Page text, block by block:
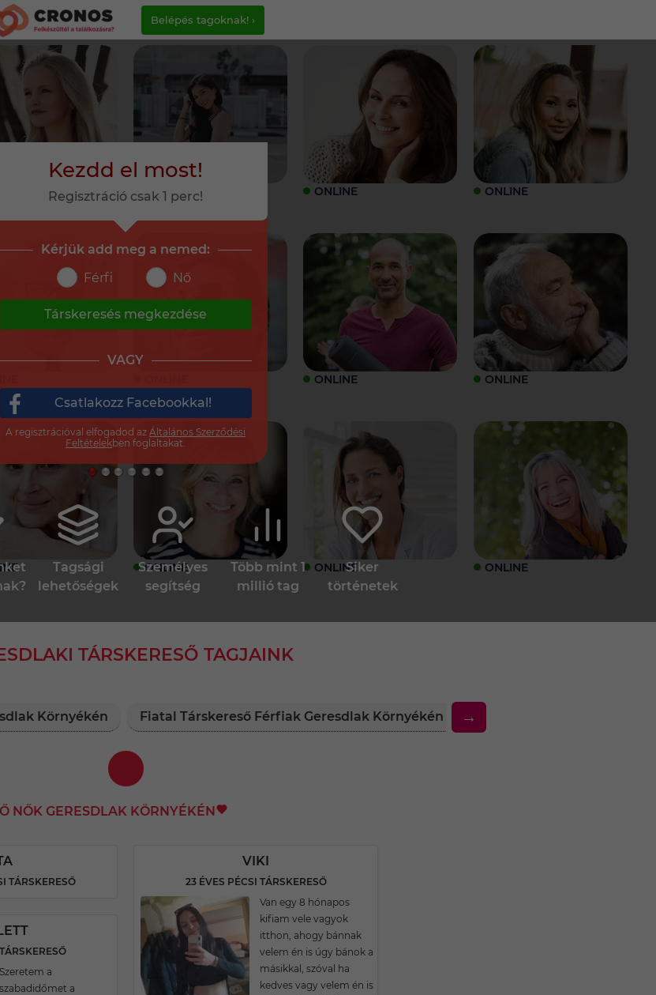
Belépés tagoknak! ›
ONLINE ONLINE ONLINE
ONLINE ONLINE
ONLINE ONLINE ONLINE
Tagsági
lehetőségek
Személyes
segítség
Több mint 1
millió tag
Siker
történetek
TÁRSKERESŐ TAGJAINK
Környékén Fiatal Társkereső Férfiak Geresdlak Környékén →
NŐK GERESDLAK KÖRNYÉKÉN
TÁRSKERESŐ
Szeretem a
szabadidőmet a
VIKI
23 ÉVES PÉCSI TÁRSKERESŐ
Van egy 8 hónapos
kifiam vele vagyok
itthon, ahogy bánnak
velem én is úgy bánok a
másikkal, szóval ha
kedves vagy velem én is
Kezdd el most!
Regisztráció csak 1 perc!
Kérjük add meg a nemed:
Férfi
Nő
Társkeresés megkezdése
VAGY
Csatlakozz Facebookkal!
A regisztrációval elfogadod az Általános Szerződési
Feltételekben foglaltakat.